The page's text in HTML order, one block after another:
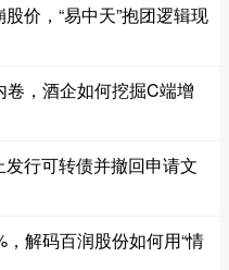
价，“易中天”抱团逻辑现
，酒企如何挖掘C端增
行可转债并撤回申请文
解码百润股份如何用“情